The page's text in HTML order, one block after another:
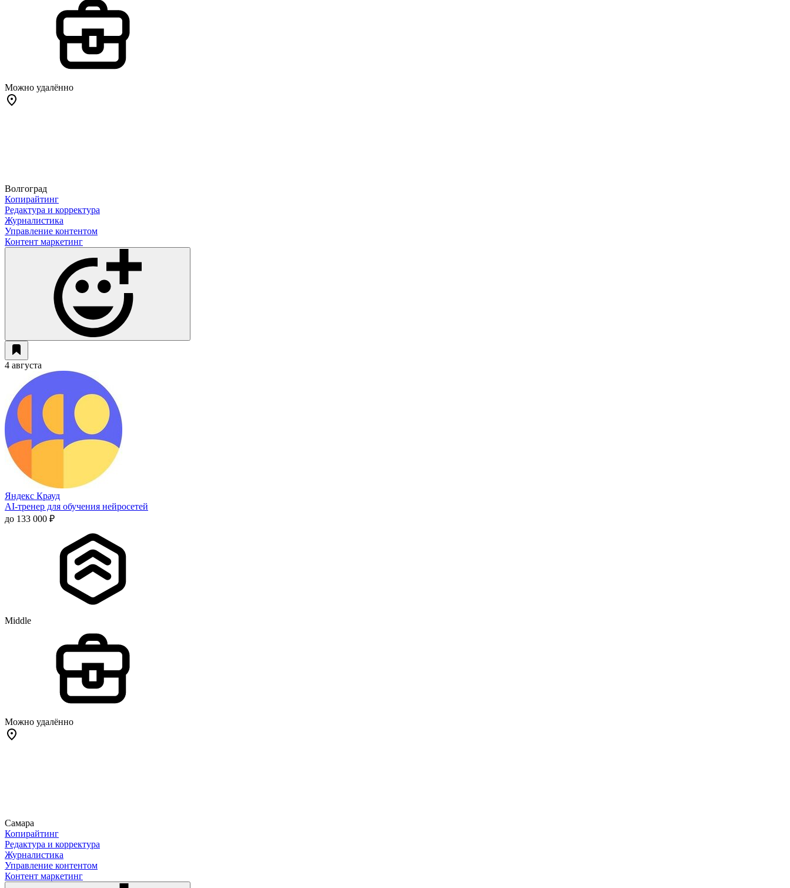
Можно удалённо
Волгоград
Копирайтинг
Редактура и корректура
Журналистика
Управление контентом
Контент маркетинг
4 августа
Яндекс Крауд
AI-тренер для обучения нейросетей
до 133 000 ₽
Middle
Можно удалённо
Самара
Копирайтинг
Редактура и корректура
Журналистика
Управление контентом
Контент маркетинг